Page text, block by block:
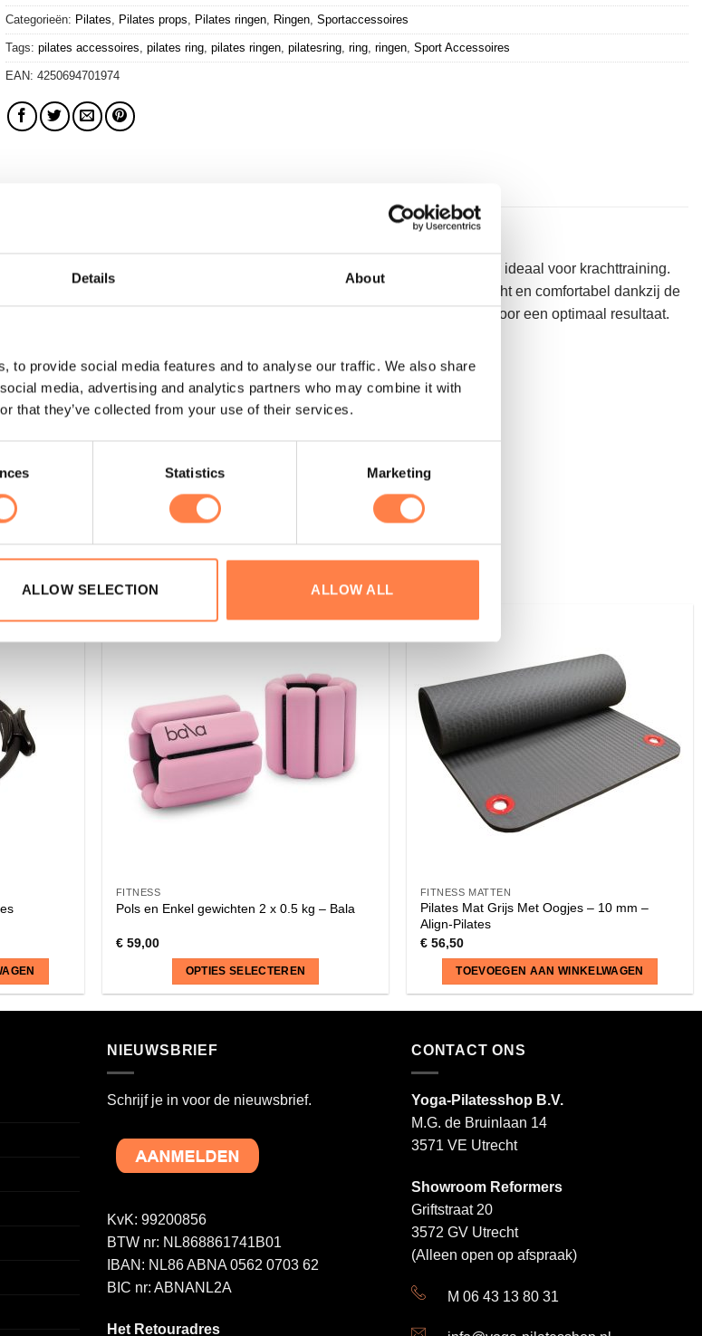
Details About
to provide social media features and to analyse our traffic. We also share
media, advertising and analytics partners who may combine it with
that they’ve collected from your use of their services.
Statistics Marketing
ALLOW SELECTION ALLOW ALL
Categorieën: Pilates, Pilates props, Pilates ringen, Ringen, Sportaccessoires
Tags: pilates accessoires, pilates ring, pilates ringen, pilatesring, ring, ringen, Sport Accessoires
EAN: 4250694701974
Deze compacte pilates ring zorgt voor extra weerstand en is daardoor ideaal voor krachttraining.
in glasvezel en heeft aan beide zijden een handgreep. De ring is zacht en comfortabel dankzij de
Met deze pilates ring kun je je benen en romp systematisch trainen voor een optimaal resultaat.
NBR-rubber;
FITNESS
Pols en Enkel gewichten 2 x 0.5 kg – Bala
€59,00
OPTIES SELECTEREN
heeft
Deze
kan
gekozen
op
FITNESS MATTEN
Pilates Mat Grijs Met Oogjes – 10 mm –
Align-Pilates
€56,50
TOEVOEGEN AAN WINKELWAGEN
NIEUWSBRIEF
Schrijf je in voor de nieuwsbrief.
KvK: 99200856
BTW nr: NL868861741B01
IBAN: NL86 ABNA 0562 0703 62
BIC nr: ABNANL2A
Het Retouradres
CONTACT ONS
Yoga-Pilatesshop B.V.
M.G. de Bruinlaan 14
3571 VE Utrecht
Showroom Reformers
Griftstraat 20
3572 GV Utrecht
(Alleen open op afspraak)
M 06 43 13 80 31